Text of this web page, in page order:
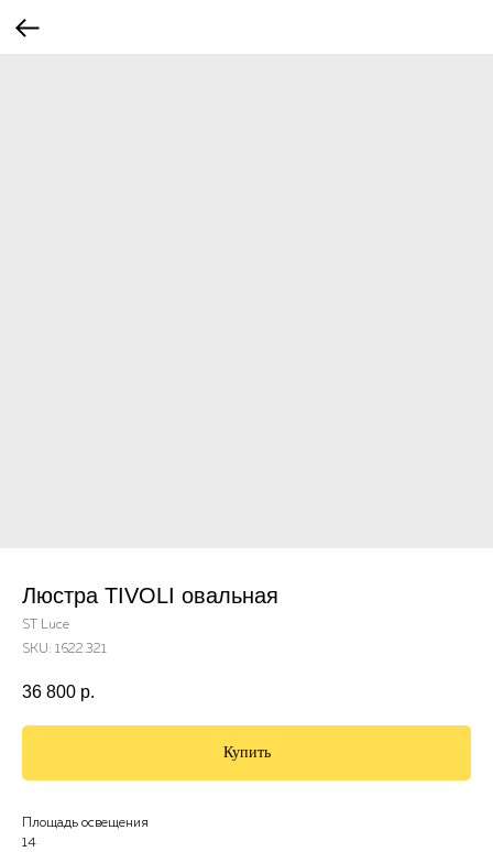
Люстра TIVOLI овальная
ST Luce
SKU: 1622.321
36 800 р.
Купить
Площадь освещения
14